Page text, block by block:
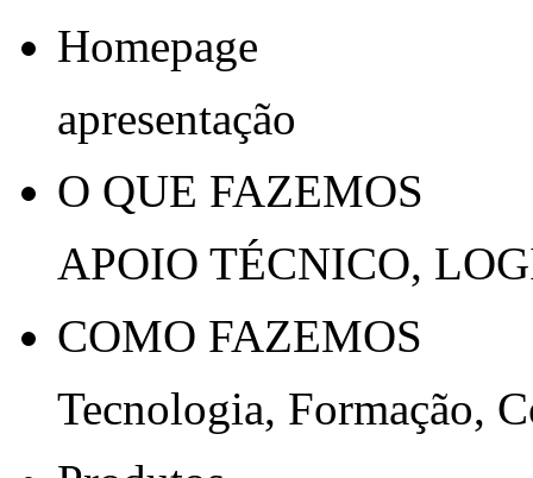
Homepage
apresentação
O QUE FAZEMOS
APOIO TÉCNICO,
COMO FAZEMOS
Tecnologia, Formação,